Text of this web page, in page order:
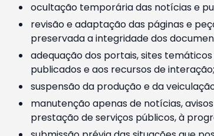
ocultação temporária das notícias e
revisão e adaptação das páginas e
preservada a integridade dos
adequação dos portais, sites
publicados e aos recursos de interação;
suspensão da produção e da
manutenção apenas de notícias,
prestação de serviços públicos, à